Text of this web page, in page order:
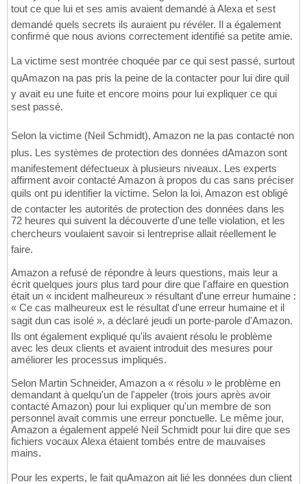
tout ce que lui et ses amis avaient demandé à Alexa et sest
demandé quels secrets ils auraient pu révéler. Il a également
confirmé que nous avions correctement identifié sa petite amie.
La victime sest montrée choquée par ce qui sest passé, surtout
quAmazon na pas pris la peine de la contacter pour lui dire quil
y avait eu une fuite et encore moins pour lui expliquer ce qui
sest passé.
Selon la victime (Neil Schmidt), Amazon ne la pas contacté non
plus. Les systèmes de protection des données dAmazon sont
manifestement défectueux à plusieurs niveaux. Les experts
affirment avoir contacté Amazon à propos du cas sans préciser
quils ont pu identifier la victime. Selon la loi, Amazon est obligé
de contacter les autorités de protection des données dans les
72 heures qui suivent la découverte d'une telle violation, et les
chercheurs voulaient savoir si lentreprise allait réellement le
faire.
Amazon a refusé de répondre à leurs questions, mais leur a
écrit quelques jours plus tard pour dire que l'affaire en question
était un « incident malheureux » résultant d'une erreur humaine :
« Ce cas malheureux est le résultat d'une erreur humaine et il
sagit dun cas isolé », a déclaré jeudi un porte-parole d'Amazon.
Ils ont également expliqué qu'ils avaient résolu le problème
avec les deux clients et avaient introduit des mesures pour
améliorer les processus impliqués.
Selon Martin Schneider, Amazon a « résolu » le problème en
demandant à quelqu'un de l'appeler (trois jours après avoir
contacté Amazon) pour lui expliquer qu'un membre de son
personnel avait commis une erreur ponctuelle. Le même jour,
Amazon a également appelé Neil Schmidt pour lui dire que ses
fichiers vocaux Alexa étaient tombés entre de mauvaises
mains.
Pour les experts, le fait quAmazon ait lié les données dun client